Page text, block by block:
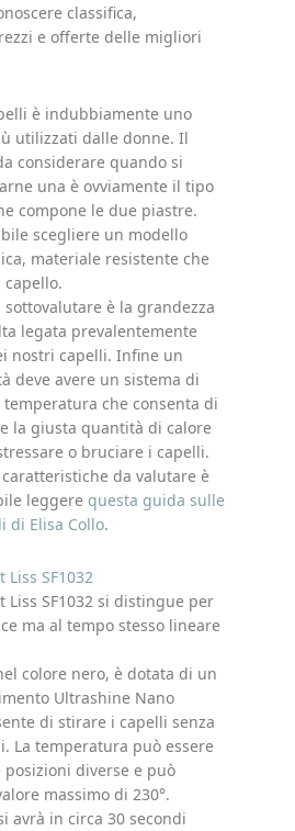
classifica,
e offerte delle migliori
è indubbiamente uno
utilizzati dalle donne. Il
considerare quando si
una è ovviamente il tipo
compone le due piastre.
scegliere un modello
materiale resistente che
è la grandezza
legata prevalentemente
nostri capelli. Infine un
deve avere un sistema di
che consenta di
la giusta quantità di calore
o bruciare i capelli.
da valutare è
leggere questa guida sulle
di Elisa Collo.
Liss SF1032
Liss SF1032 si distingue per
ma al tempo stesso lineare
colore nero, è dotata di un
Ultrashine Nano
di stirare i capelli senza
La temperatura può essere
diverse e può
massimo di 230°.
avrà in circa 30 secondi